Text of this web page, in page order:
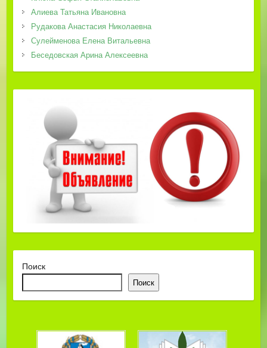
Алиева Татьяна Ивановна
Рудакова Анастасия Николаевна
Сулейменова Елена Витальевна
Беседовская Арина Алексеевна
Поиск
Поиск